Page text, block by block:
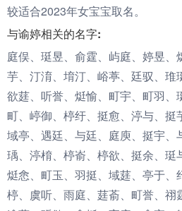
较适合2023年女宝宝取名。
与谕婷相关的名字:
庭俣、珽昱、俞霆、屿庭、婷昱、
芋、汀淯、堉汀、峪葶、廷驭、琟
欲莛、听誉、烶愉、町宇、町羽、
町、嵉御、楟纡、挺愈、渟与、挺
域亭、遇廷、与廷、庭庾、挺宇、
瑀、渟棛、楟嵛、楟欲、挺余、珽
烶悆、町玉、羽挺、域莛、亭于、
楟、虞听、雨庭、莛萮、町誉、祤